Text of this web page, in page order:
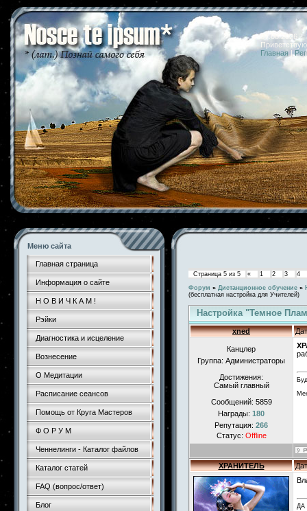
07.08.2026
Главная |
Меню сайта
Главная страница
Информация о сайте
Н О В И Ч К А М !
Рэйки
Диагностика и исцеление
Вознесение
О Медитации
Расписание сеансов
Помощь от Круга Мастеров
Ф О Р У М
Ченнелинги - Каталог файлов
Каталог статей
FAQ (вопрос/ответ)
Блог
Страница 5 из 5 « 1 2 3
4
Форум » Дистанционное обучение »
(бесплатная настройка для Учителей)
Настройка "Темное
xned
Канцлер
Группа: Администраторы
Достижения:
Самый главный
Сообщений: 5859
Награды: 180
Репутация: 266
Статус: Offline
ХРАНИТЕЛЬ
ДА